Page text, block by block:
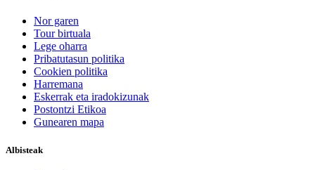
Nor garen
Tour birtuala
Lege oharra
Pribatutasun politika
Cookien politika
Harremana
Eskerrak eta iradokizunak
Postontzi Etikoa
Gunearen mapa
Albisteak